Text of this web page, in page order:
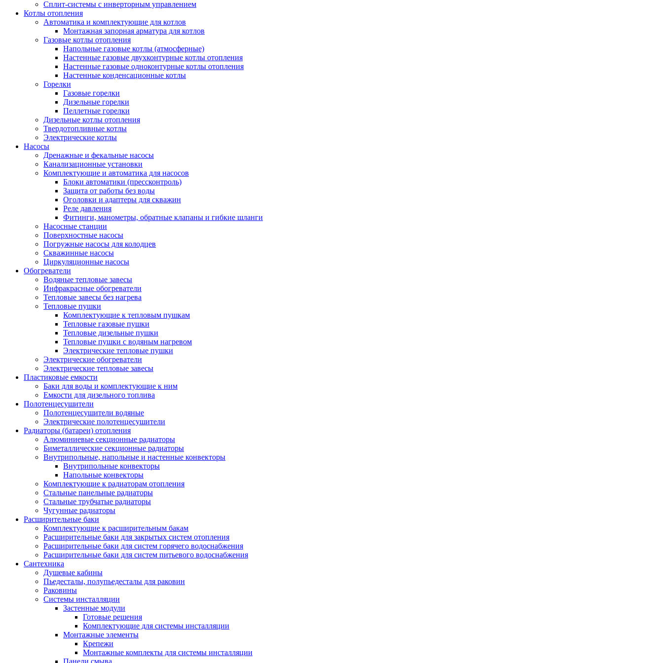
Сплит-системы с инверторным управлением
Котлы отопления
Автоматика и комплектующие для котлов
Монтажная запорная арматура для котлов
Газовые котлы отопления
Напольные газовые котлы (атмосферные)
Настенные газовые двухконтурные котлы отопления
Настенные газовые одноконтурные котлы отопления
Настенные конденсационные котлы
Горелки
Газовые горелки
Дизельные горелки
Пеллетные горелки
Дизельные котлы отопления
Твердотопливные котлы
Электрические котлы
Насосы
Дренажные и фекальные насосы
Канализационные установки
Комплектующие и автоматика для насосов
Блоки автоматики (прессконтроль)
Защита от работы без воды
Оголовки и адаптеры для скважин
Реле давления
Фитинги, манометры, обратные клапаны и гибкие шланги
Насосные станции
Поверхностные насосы
Погружные насосы для колодцев
Скважинные насосы
Циркуляционные насосы
Обогреватели
Водяные тепловые завесы
Инфракрасные обогреватели
Тепловые завесы без нагрева
Тепловые пушки
Комплектующие к тепловым пушкам
Тепловые газовые пушки
Тепловые дизельные пушки
Тепловые пушки с водяным нагревом
Электрические тепловые пушки
Электрические обогреватели
Электрические тепловые завесы
Пластиковые емкости
Баки для воды и комплектующие к ним
Емкости для дизельного топлива
Полотенцесушители
Полотенцесушители водяные
Электрические полотенцесушители
Радиаторы (батареи) отопления
Алюминиевые секционные радиаторы
Биметаллические секционные радиаторы
Внутрипольные, напольные и настенные конвекторы
Внутрипольные конвекторы
Напольные конвекторы
Комплектующие к радиаторам отопления
Стальные панельные радиаторы
Стальные трубчатые радиаторы
Чугунные радиаторы
Расширительные баки
Комплектующие к расширительным бакам
Расширительные баки для закрытых систем отопления
Расширительные баки для систем горячего водоснабжения
Расширительные баки для систем питьевого водоснабжения
Сантехника
Душевые кабины
Пьедесталы, полупьедесталы для раковин
Раковины
Системы инсталляции
Застенные модули
Готовые решения
Комплектующие для системы инсталляции
Монтажные элементы
Крепежи
Монтажные комплекты для системы инсталляции
Панели смыва